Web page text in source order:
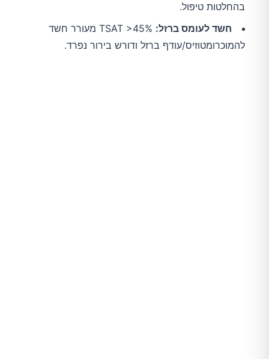
בהחלטות טיפול.
חשד לעומס ברזל:
TSAT >45% מעורר חשד
להמוכרומטוזיס/עודף ברזל ודורש בירור נפרד.